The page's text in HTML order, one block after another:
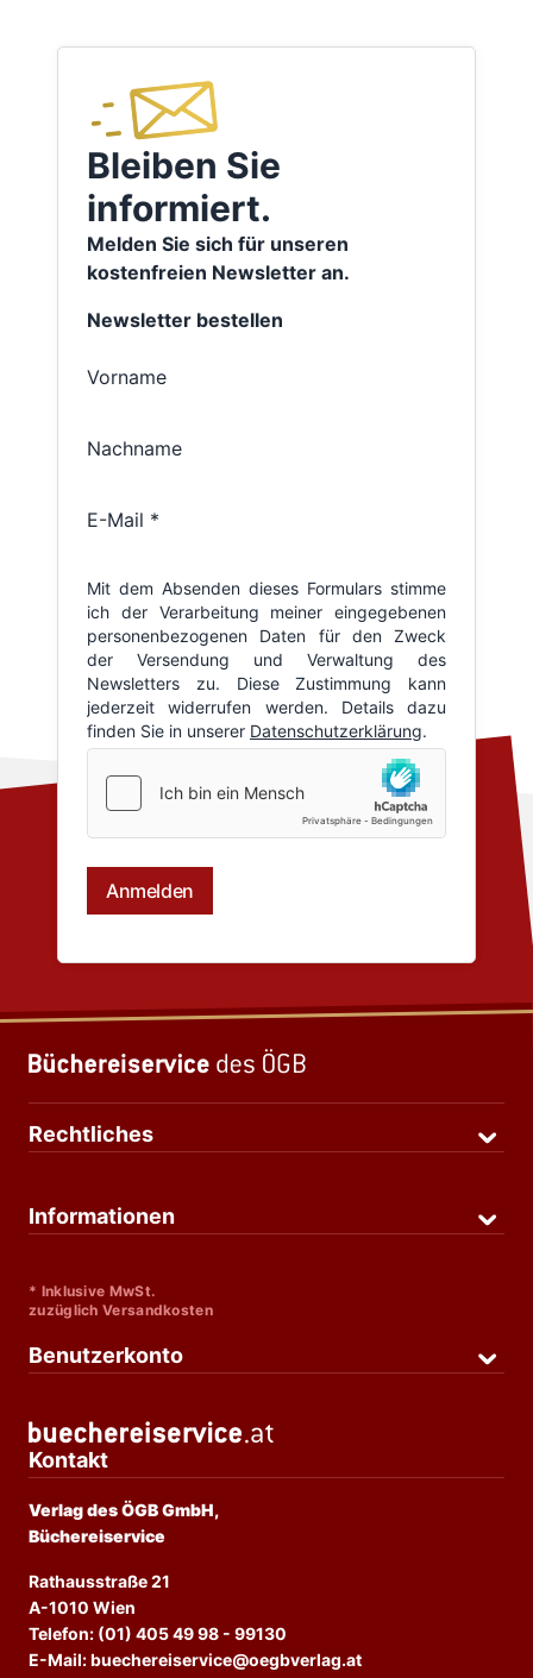
Bleiben Sie
informiert.
Melden Sie sich für unseren
kostenfreien Newsletter an.
Rechtliches
Informationen
* Inklusive MwSt.
zuzüglich Versandkosten
Benutzerkonto
Kontakt
Verlag des ÖGB GmbH,
Büchereiservice
Rathausstraße 21
A-1010 Wien
Telefon: (01) 405 49 98 - 99130
E-Mail: buechereiservice@oegbverlag.at